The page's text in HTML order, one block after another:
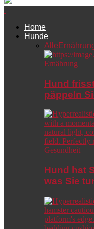
Home
Hunde
Alle
Ernährung
Hund
päppeln
Gesundheit
Hund hat
was Sie